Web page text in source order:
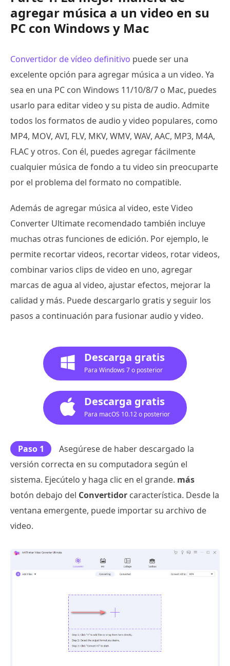
agregar música a un video en su
PC con Windows y Mac
Convertidor de vídeo definitivo puede ser una
excelente opción para agregar música a un video. Ya
sea en una PC con Windows 11/10/8/7 o Mac, puedes
usarlo para editar video y su pista de audio. Admite
todos los formatos de audio y video populares, como
MP4, MOV, AVI, FLV, MKV, WMV, WAV, AAC, MP3, M4A,
FLAC y otros. Con él, puedes agregar fácilmente
cualquier música de fondo a tu video sin preocuparte
por el problema del formato no compatible.
Además de agregar música al video, este Video
Converter Ultimate recomendado también incluye
muchas otras funciones de edición. Por ejemplo, le
permite recortar videos, recortar videos, rotar videos,
combinar varios clips de video en uno, agregar
marcas de agua al video, ajustar efectos, mejorar la
calidad y más. Puede descargarlo gratis y seguir los
pasos a continuación para fusionar audio y video.
Descarga gratis
Para Windows 7 o posterior
Descarga gratis
Para macOS 10.12 o posterior
Paso 1
Asegúrese de haber descargado la
versión correcta en su computadora según el
sistema. Ejecútelo y haga clic en el grande. más
botón debajo del Convertidor característica. Desde la
ventana emergente, puede importar su archivo de
video.